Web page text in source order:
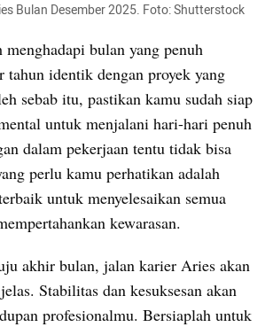
Bulan Desember 2025. Foto: Shutterstock
bulan yang penuh
identik dengan proyek yang
sebab itu, pastikan kamu sudah siap
untuk menjalani hari-hari penuh
dalam pekerjaan tentu tidak bisa
perlu kamu perhatikan adalah
untuk menyelesaikan semua
kewarasan.
akhir bulan, jalan karier Aries akan
Stabilitas dan kesuksesan akan
profesionalmu. Bersiaplah untuk